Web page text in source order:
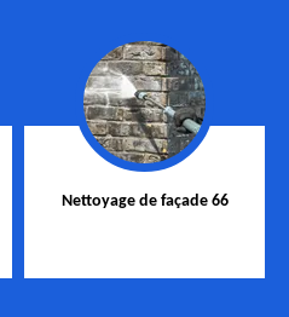
Nettoyage de façade 66